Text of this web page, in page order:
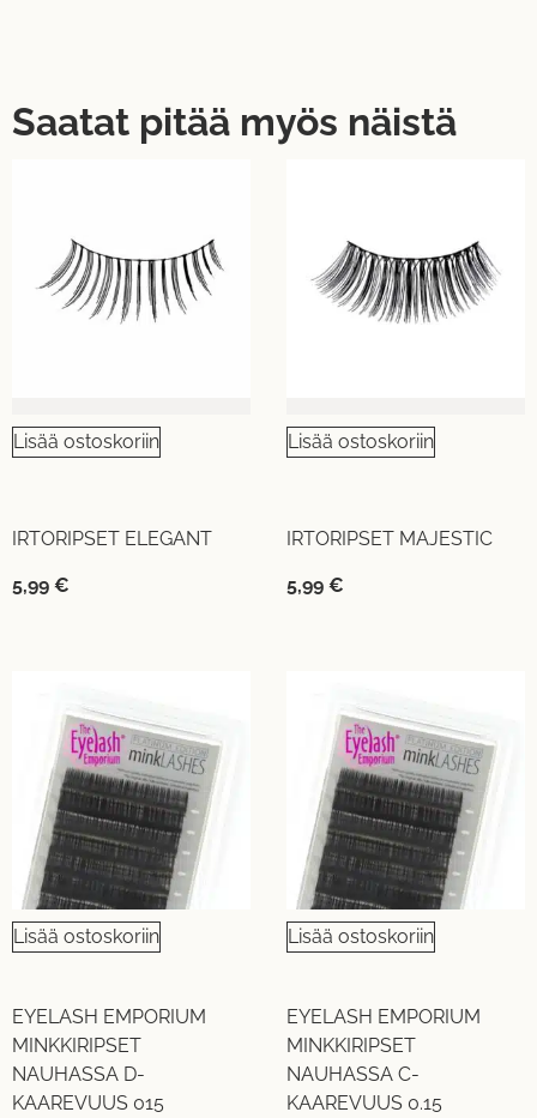
Saatat pitää myös näistä
Lisää ostoskoriin
IRTORIPSET ELEGANT
5,99 €
Lisää ostoskoriin
IRTORIPSET MAJESTIC
5,99 €
Lisää ostoskoriin
EYELASH EMPORIUM
MINKKIRIPSET
NAUHASSA D-
KAAREVUUS 015
Lisää ostoskoriin
EYELASH EMPORIUM
MINKKIRIPSET
NAUHASSA C-
KAAREVUUS 0.15